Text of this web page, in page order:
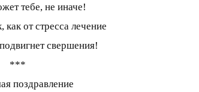
тебе, не иначе!
от стресса лечение
свершения!
***
поздравление